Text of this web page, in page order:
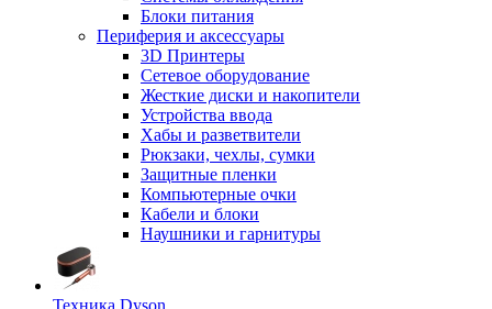
Блоки питания
Периферия и аксессуары
3D Принтеры
Сетевое оборудование
Жесткие диски и накопители
Устройства ввода
Хабы и разветвители
Рюкзаки, чехлы, сумки
Защитные пленки
Компьютерные очки
Кабели и блоки
Наушники и гарнитуры
Техника Dyson